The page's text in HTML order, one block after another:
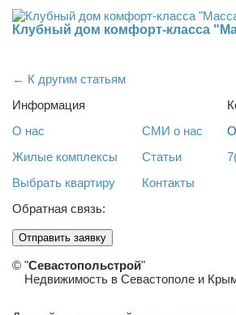
Клубный дом комфорт-класса
← К другим статьям
Информация
О нас
Жилые комплексы
Выбрать квартиру
СМИ о нас
Статьи
Контакты
Обратная связь:
Отправить заявку
© "Севастопольстрой"
Недвижимость в Севастополе и